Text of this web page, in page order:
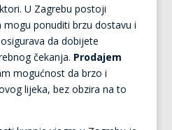
U Zagrebu postoji
ponuditi brzu dostavu i
da dobijete
čekanja. Prodajem
mogućnost da brzo i
lijeka, bez obzira na to